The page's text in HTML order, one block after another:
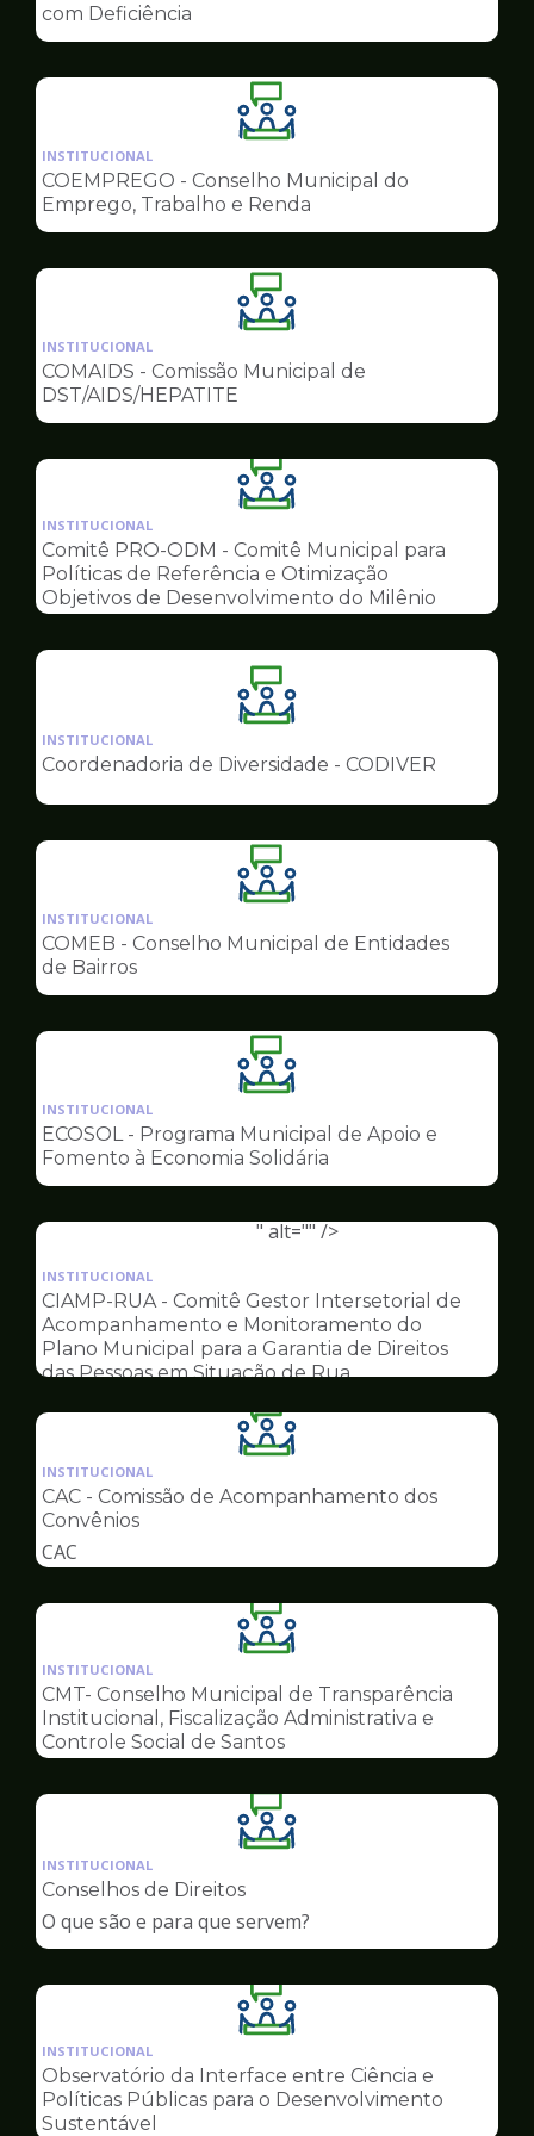
Conselhos
com Deficiência
Ilustração
da
pagina
de
Conselhos
INSTITUCIONAL
COEMPREGO - Conselho Municipal do
Emprego, Trabalho e Renda
Ilustração
da
pagina
Conselhos
INSTITUCIONAL
COMAIDS - Comissão Municipal de
DST/AIDS/HEPATITE
Ilustração
da
pagina
de
Conselhos
INSTITUCIONAL
Comitê PRO-ODM - Comitê Municipal para
Políticas de Referência e Otimização
Objetivos de Desenvolvimento do Milênio
Ilustração
da
pagina
Conselhos
INSTITUCIONAL
Coordenadoria de Diversidade - CODIVER
Ilustração
da
pagina
Conselhos
INSTITUCIONAL
COMEB - Conselho Municipal de Entidades
de Bairros
Ilustração
da
pagina
de
Conselhos
INSTITUCIONAL
ECOSOL - Programa Municipal de Apoio e
Fomento à Economia Solidária
" alt="" />
Ilustração
pagina
de
Conselhos
INSTITUCIONAL
CIAMP-RUA - Comitê Gestor Intersetorial de
Acompanhamento e Monitoramento do
Plano Municipal para a Garantia de Direitos
das Pessoas em Situação de Rua
Ilustração
da
pagina
INSTITUCIONAL
CAC - Comissão de Acompanhamento dos
Convênios
CAC
Ilustração
da
pagina
de
Conselhos
INSTITUCIONAL
CMT- Conselho Municipal de Transparência
Institucional, Fiscalização Administrativa e
Controle Social de Santos
Ilustração
da
Conselhos
INSTITUCIONAL
Conselhos de Direitos
O que são e para que servem?
Ilustração
da
pagina
de
INSTITUCIONAL
Observatório da Interface entre Ciência e
Políticas Públicas para o Desenvolvimento
Sustentável